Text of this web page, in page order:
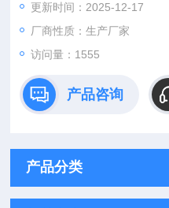
用本仪器测厚，如： 金属、
更新时间：2025-12-17
厂商性质：生产厂家
访问量：1555
产品咨询
产品分类